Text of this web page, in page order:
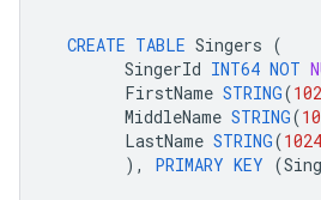
CREATE TABLE Singers (
SingerId INT64 NOT
FirstName STRING(
MiddleName STRING(
LastName STRING(1024
),
PRIMARY KEY (